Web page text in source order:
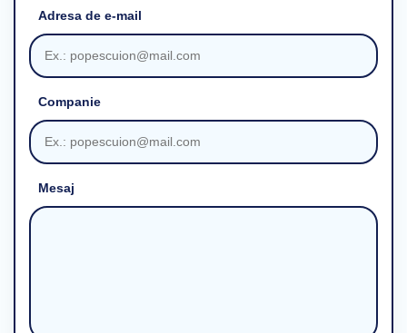
Adresa de e-mail
Companie
Mesaj